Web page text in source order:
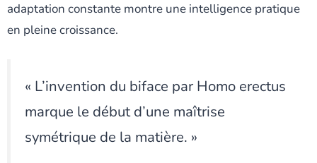
adaptation constante montre une intelligence pratique
en pleine croissance.
« L’invention du biface par Homo erectus
marque le début d’une maîtrise
symétrique de la matière. »